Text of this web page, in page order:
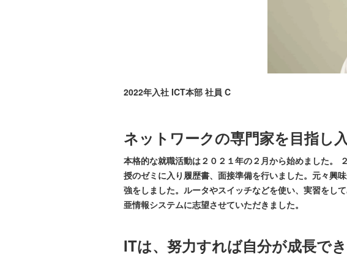
2022年入社 ICT本部 社員 C
ネットワークの専門家を目指し
本格的な就職活動は２０２１年の２月から始めました。
授のゼミに入り履歴書、面接準備を行いました。元々興
強をしました。ルータやスイッチなどを使い、実習をし
亜情報システムに志望させていただきました。
ITは、努力すれば自分が成長で